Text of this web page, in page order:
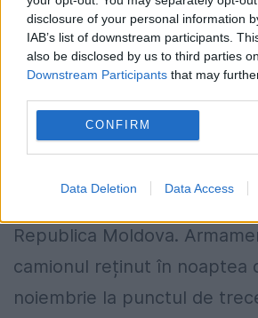
disclosure of your personal information
IAB’s list of downstream participants.
also be disclosed by us to third parties
Downstream Participants that may
CONFIRM
Data Deletion Data Access
Schema de contrabandă
camionului oprit la Albița.
26 NOIEMBRIE 2025
Republica Moldova.
camionul reținut în noaptea
noiembrie la punctul de